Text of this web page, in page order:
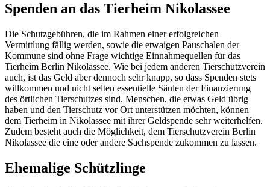
Spenden an das Tierheim Nikolassee
Die Schutzgebühren, die im Rahmen einer erfolgreichen
Vermittlung fällig werden, sowie die etwaigen Pauschalen der
Kommune sind ohne Frage wichtige Einnahmequellen für das
Tierheim Berlin Nikolassee. Wie bei jedem anderen Tierschutzverein
auch, ist das Geld aber dennoch sehr knapp, so dass Spenden stets
willkommen und nicht selten essentielle Säulen der Finanzierung
des örtlichen Tierschutzes sind. Menschen, die etwas Geld übrig
haben und den Tierschutz vor Ort unterstützen möchten, können
dem Tierheim in Nikolassee mit ihrer Geldspende sehr weiterhelfen.
Zudem besteht auch die Möglichkeit, dem Tierschutzverein Berlin
Nikolassee die eine oder andere Sachspende zukommen zu lassen.
Ehemalige Schützlinge